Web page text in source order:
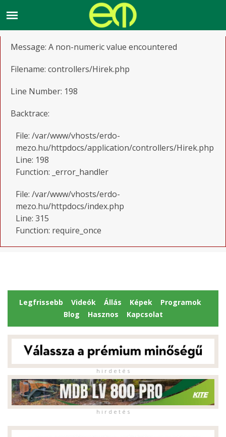
A PHP Error was encountered
Message: A non-numeric value encountered
Filename: controllers/Hirek.php
Line Number: 198
Backtrace:
File: /var/www/vhosts/erdo-
mezo.hu/httpdocs/application/controllers/Hirek.php
Line: 198
Function: _error_handler
File: /var/www/vhosts/erdo-
mezo.hu/httpdocs/index.php
Line: 315
Function: require_once
Legfrissebb Videók Állás Képek
Programok
Blog
Hasznos Kapcsolat
h i r d e t é s
h i r d e t é s